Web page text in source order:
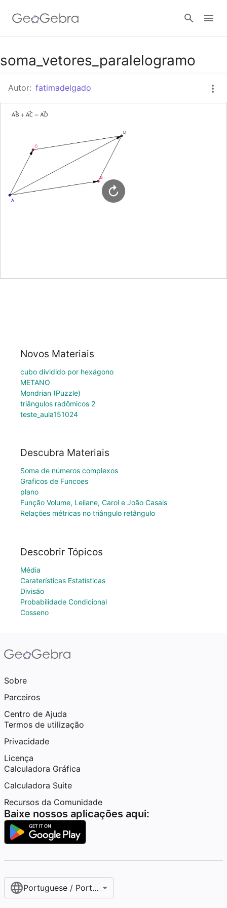
Google Classroom
GeoGebra Classroom
Entrar
soma_vetores_paralelogramo
Autor: fatimadelgado
Novos Materiais
cubo dividido por hexágono
METANO
Mondrian (Puzzle)
triângulos radômicos 2
teste_aula151024
Descubra Materiais
Soma de números complexos
Graficos de Funcoes
plano
Função Volume, Leilane, Carol e João Casais
Relações métricas no triângulo retângulo
Descobrir Tópicos
Média
Caraterísticas Estatísticas
Divisão
Probabilidade Condicional
Cosseno
Sobre
Parceiros
Centro de Ajuda
Termos de utilização
Privacidade
Licença
Calculadora Gráfica
Calculadora Suite
Recursos da Comunidade
Baixe nossos aplicações aqui:
Portuguese / Português (Portugal)